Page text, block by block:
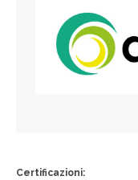
Certificazioni: